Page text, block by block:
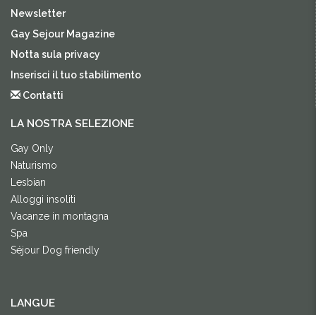
Newsletter
Gay Sejour Magazine
Notta sula privacy
Inserisci il tuo stabilimento
Contatti
LA NOSTRA SELEZIONE
Gay Only
Naturismo
Lesbian
Alloggi insoliti
Vacanze in montagna
Spa
Séjour Dog friendly
LANGUE